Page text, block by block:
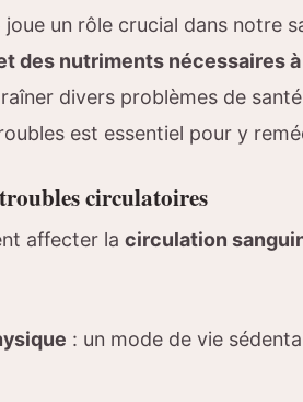
joue un rôle crucial dans notre
des nutriments nécessaires
divers problèmes de
est essentiel pour y
circulatoires
affecter la circulation
: un mode de vie